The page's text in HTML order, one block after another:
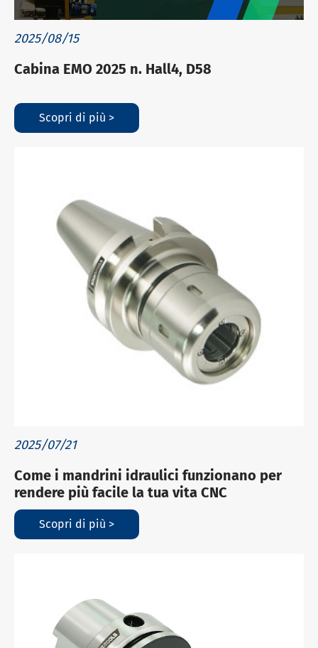
2025/08/15
Cabina EMO 2025 n. Hall4, D58
Scopri di più >
2025/07/21
Come i mandrini idraulici funzionano per
rendere più facile la tua vita CNC
Scopri di più >